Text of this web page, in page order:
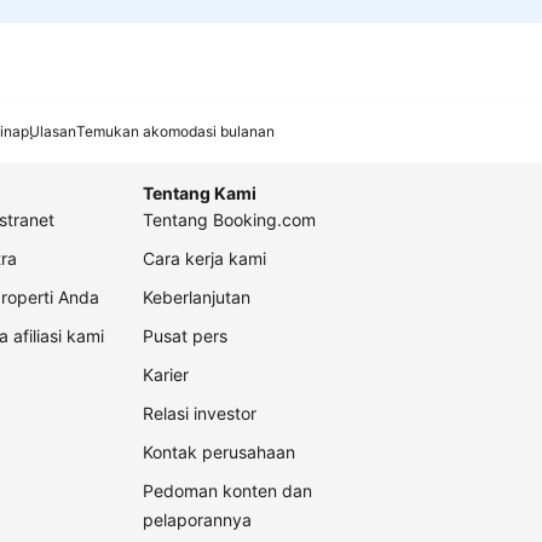
UlasanTemukan akomodasi bulanan
Anda
afiliasi kami
Tentang Kami
Tentang Booking.com
Cara kerja kami
Keberlanjutan
Pusat pers
Karier
Relasi investor
Kontak perusahaan
Pedoman konten dan
pelaporannya